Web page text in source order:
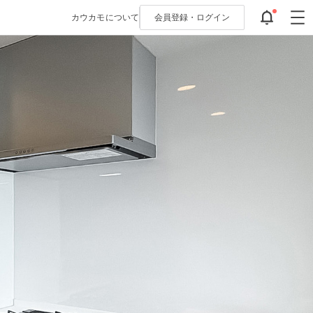
カウカモについて 会員登録・ ログイン